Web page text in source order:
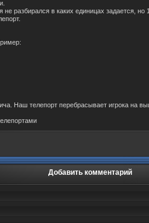
не разбирался в каких единицах задается,
Наш телепорт перебрасывает игрока на
Добавить комментарий